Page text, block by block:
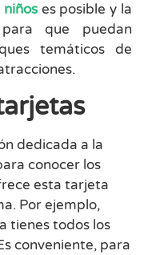
niñoses posible y la
que puedan
temáticos de
dedicada a la
conocer los
esta tarjeta
Por ejemplo,
tienes todos los
conveniente, para